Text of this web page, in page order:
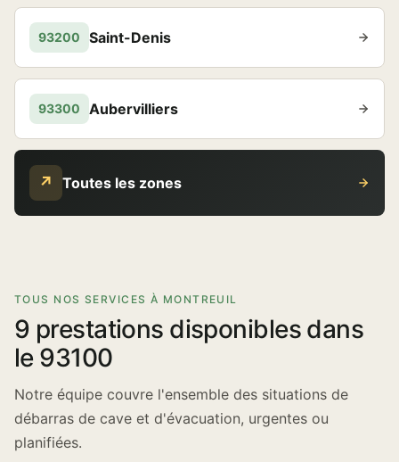
93200 Saint-Denis
93300 Aubervilliers
↗ Toutes les zones
TOUS NOS SERVICES À MONTREUIL
9 prestations disponibles dans
le 93100
Notre équipe couvre l'ensemble des situations de
débarras de cave et d'évacuation, urgentes ou
planifiées.